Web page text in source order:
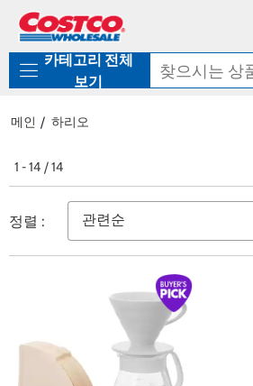
로
기
가
카테고리 전체
보기
메인 하리오
1 - 14 / 14
정렬 :